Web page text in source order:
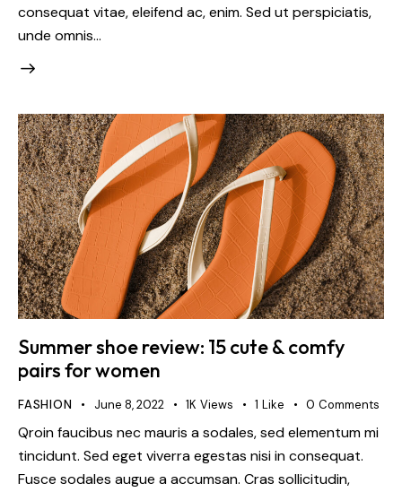
consequat vitae, eleifend ac, enim. Sed ut perspiciatis,
unde omnis…
Summer shoe review: 15 cute & comfy
pairs for women
FASHION June 8, 2022 1K Views 1 Like 0 Comments
Qroin faucibus nec mauris a sodales, sed elementum mi
tincidunt. Sed eget viverra egestas nisi in consequat.
Fusce sodales augue a accumsan. Cras sollicitudin,